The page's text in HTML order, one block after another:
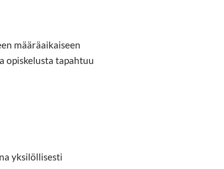
määräaikaiseen
opiskelusta tapahtuu
yksilöllisesti